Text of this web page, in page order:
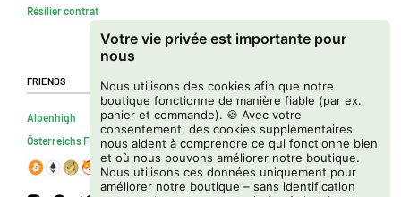
Votre vie privée est importante pour
nous
Nous utilisons des cookies afin que notre
boutique fonctionne de manière fiable (par ex.
panier et commande). 🍪 Avec votre
consentement, des cookies supplémentaires
nous aident à comprendre ce qui fonctionne bien
et où nous pouvons améliorer notre boutique.
Nous utilisons ces données uniquement pour
améliorer notre boutique – sans identification
Résilier contrat
Friends
Alpenhigh
Österreichs Firmenverzeichnis